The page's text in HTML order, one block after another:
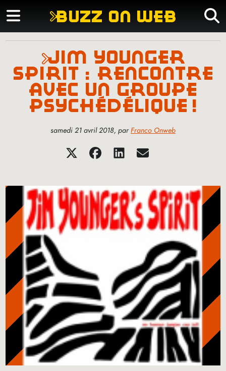
buzz on web
jim younger
spirit : rencontre
avec un groupe
psychédélique !
samedi 21 avril 2018, parFranco Onweb